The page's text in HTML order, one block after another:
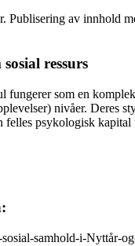
Publisering av innhold
ressurs
fungerer som en
nivåer. Deres
felles psykologisk kapital
samhold-i-Nyttår-